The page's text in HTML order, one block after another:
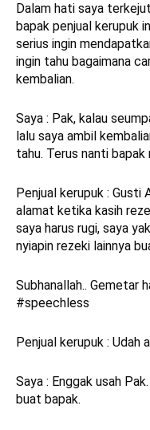
Dalam hati saya
bapak penjual kerupuk
serius ingin
ingin tahu bagaimana
kembalian.
Saya : Pak, kalau
lalu saya ambil
tahu. Terus nanti bapak
Penjual kerupuk : Gusti
alamat ketika kasih
saya harus rugi, saya
nyiapin rezeki lainnya
Subhanallah.. Gemetar
#speechless
Penjual kerupuk : Udah
Saya : Enggak usah
buat bapak.